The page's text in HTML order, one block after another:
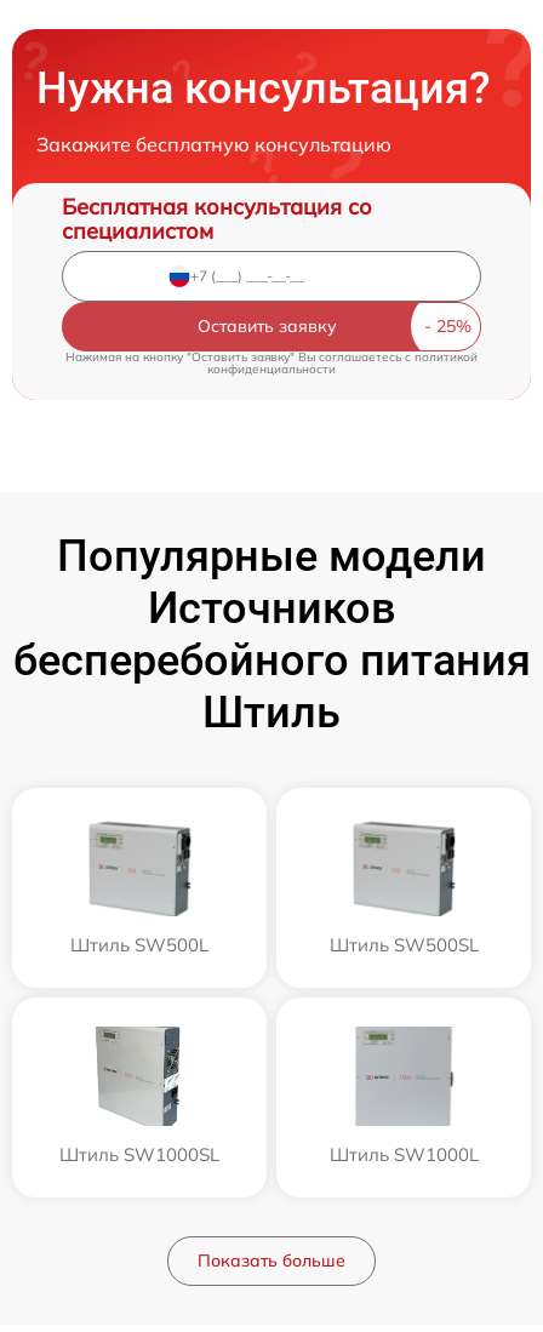
Нужна консультация?
Закажите бесплатную консультацию
Бесплатная консультация со
специалистом
Оставить заявку
Нажимая на кнопку "Оставить заявку" Вы соглашаетесь cполитикой
конфиденциальности
Популярные модели
Источников
бесперебойного питания
Штиль
Штиль SW500L Штиль SW500SL
Штиль SW1000SL Штиль SW1000L
Показать больше